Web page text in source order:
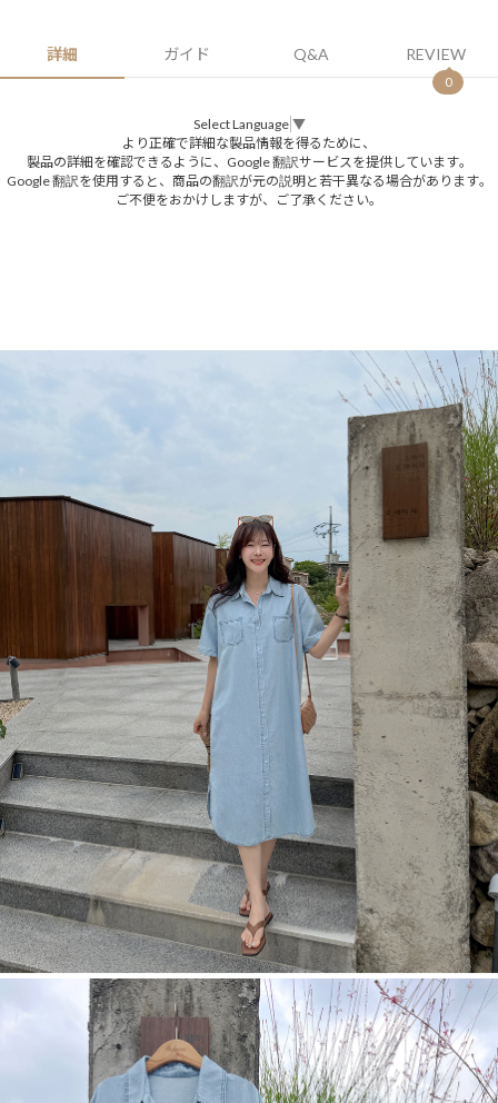
詳細 ガイド Q&A REVIEW
0
Select Language ▼
より正確で詳細な製品情報を得るために、
製品の詳細を確認できるように、Google 翻訳サービスを提供しています。
Google 翻訳を使用すると、商品の翻訳が元の説明と若干異なる場合があります。
ご不便をおかけしますが、ご了承ください。